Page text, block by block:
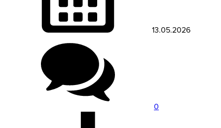
13.05.2026
0